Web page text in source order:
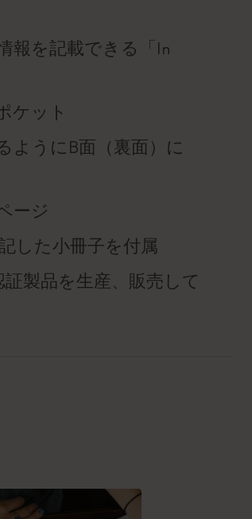
報を記載できる「In
ケット
ようにB面（裏面）に
ージ
した小冊子を付属
製品を生産、販売して